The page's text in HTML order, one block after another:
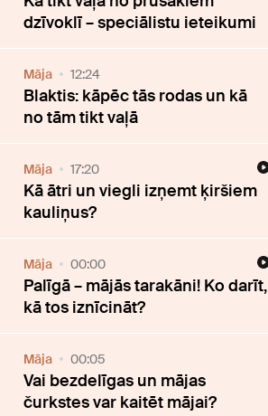
dzīvoklī – speciālistu ieteikumi
Māja 12:24
Blaktis: kāpēc tās rodas un kā
no tām tikt vaļā
Māja 17:20
Kā ātri un viegli izņemt ķiršiem
kauliņus?
Māja 00:00
Palīgā – mājās tarakāni! Ko darīt,
kā tos iznīcināt?
Māja 00:05
Vai bezdelīgas un mājas
čurkstes var kaitēt mājai?